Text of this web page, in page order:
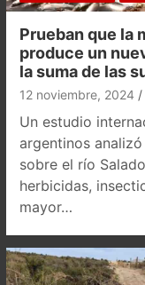
Prueban que la
produce un
la suma de las
12 noviembre, 2024
Un estudio
argentinos
sobre el río
herbicidas,
mayor…